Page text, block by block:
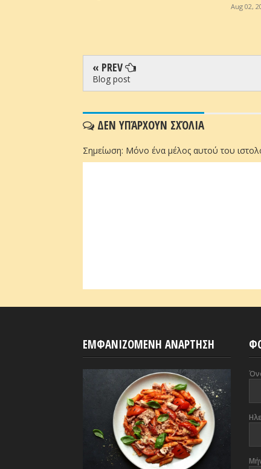
Aug 02, 2026 -
« PREV
Blog post
ΔΕΝ ΥΠΆΡΧΟΥΝ ΣΧΌΛΙΑ
Σημείωση: Μόνο ένα μέλος αυτού του
ΕΜΦΑΝΙΖΟΜΕΝΗ ΑΝΑΡΤΗΣΗ